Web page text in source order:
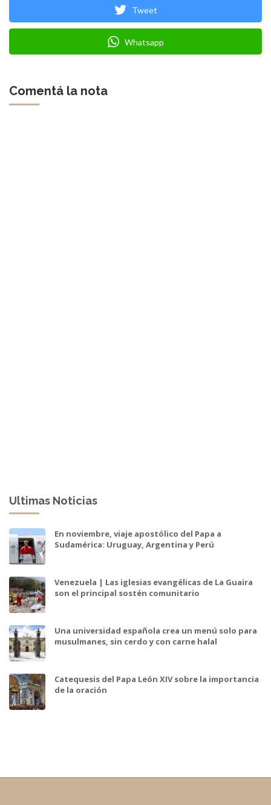
Tweet
Whatsapp
Comentá la nota
Ultimas Noticias
En noviembre, viaje apostólico del Papa a
Sudamérica: Uruguay, Argentina y Perú
Venezuela | Las iglesias evangélicas de La Guaira
son el principal sostén comunitario
Una universidad española crea un menú solo para
musulmanes, sin cerdo y con carne halal
Catequesis del Papa León XIV sobre la importancia
de la oración